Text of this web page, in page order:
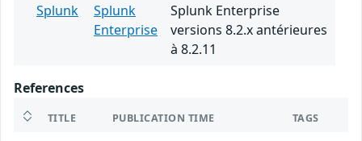
Splunk
Splunk
Enterprise
Splunk Enterprise
versions 8.2.x antérieures
à 8.2.11
References
TITLE PUBLICATION TIME TAGS